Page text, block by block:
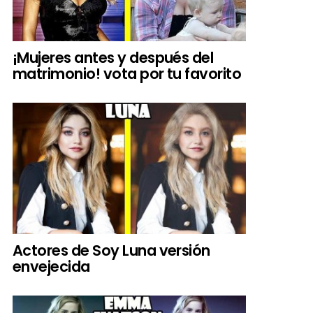
¡Mujeres antes y después del
matrimonio! vota por tu favorito
Actores de Soy Luna versión
envejecida